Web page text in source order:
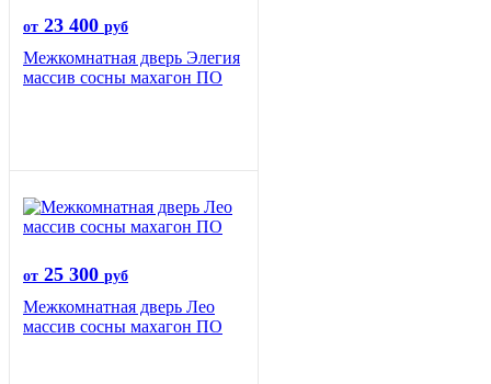
от 23 400 руб
Межкомнатная дверь Элегия
массив сосны махагон ПО
от 25 300 руб
Межкомнатная дверь Лео
массив сосны махагон ПО